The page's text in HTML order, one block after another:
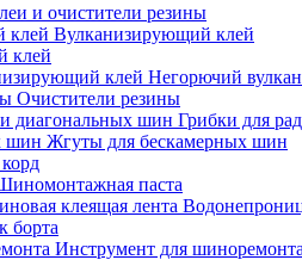
и очистители резины
Вулканизирующий клей
клей
Негорючий
Очистители резины
Грибки для
Жгуты для бескамерных шин
паста
борта
Инструмент для шиноремонта